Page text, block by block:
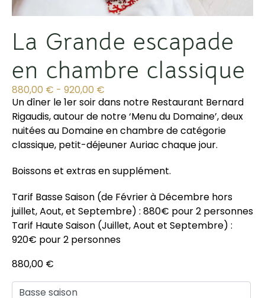
La Grande escapade
en chambre classique
880,00 € - 920,00 €
Un dîner le 1er soir dans notre Restaurant Bernard
Rigaudis, autour de notre ‘Menu du Domaine’, deux
nuitées au Domaine en chambre de catégorie
classique, petit-déjeuner Auriac chaque jour.
Boissons et extras en supplément.
Tarif Basse Saison (de Février à Décembre hors
juillet, Aout, et Septembre) : 880€ pour 2 personnes
Tarif Haute Saison (Juillet, Aout et Septembre) :
920€ pour 2 personnes
880,00 €